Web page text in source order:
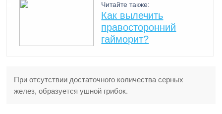
Читайте также:
Как вылечить
правосторонний
гайморит?
При отсутствии достаточного количества серных
желез, образуется ушной грибок.